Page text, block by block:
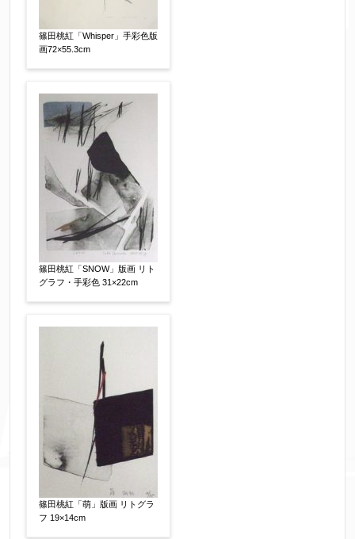
個人情報の取扱い
す。（確認画面は表示されません）
同意する 【必須】
↑ 同意頂けましたらチェックを入れてくださ
い。
※データはSSL(Secure Sockets Layer)通信によ
り暗号化して送信されます。
篠田桃紅「Whisper」手彩色版
画72×55.3cm
篠田桃紅「SNOW」版画 リト
グラフ・手彩色 31×22cm
篠田桃紅「萌」版画 リトグラ
フ 19×14cm